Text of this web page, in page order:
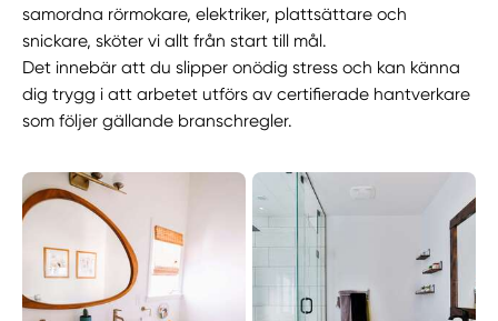
samordna rörmokare, elektriker, plattsättare och
snickare, sköter vi allt från start till mål.
Det innebär att du slipper onödig stress och kan känna
dig trygg i att arbetet utförs av certifierade hantverkare
som följer gällande branschregler.